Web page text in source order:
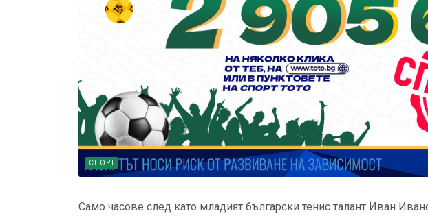
СПОРТ
Само часове след като младият български тенис талант Иван